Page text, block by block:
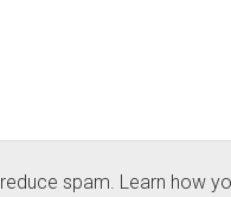
spam. Learn how